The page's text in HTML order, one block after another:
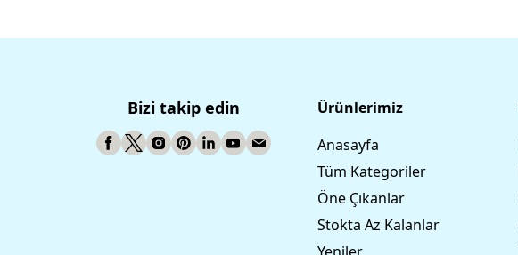
Bizi takip edin
Ürünlerimiz
Anasayfa
Tüm Kategoriler
Öne Çıkanlar
Stokta Az Kalanlar